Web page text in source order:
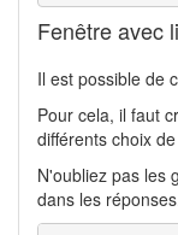
Fenêtre avec
Il est possible de
Pour cela, il faut
différents choix
N'oubliez pas les
dans les